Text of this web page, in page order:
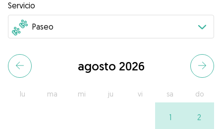
Servicio
agosto 2026
lu ma mi ju vi sa do
1 2